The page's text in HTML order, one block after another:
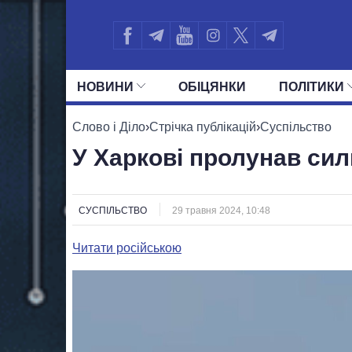
НОВИНИ ОБIЦЯНКИ ПОЛIТИКИ
УСІ ПОЛІТИКИ ПРЕЗИДЕНТ І ОФІС
Слово і Діло›Стрічка публікацій›Суспільство
У Харкові пролунав
СУСПІЛЬСТВО 29 травня 2024, 10:48
Читати російською